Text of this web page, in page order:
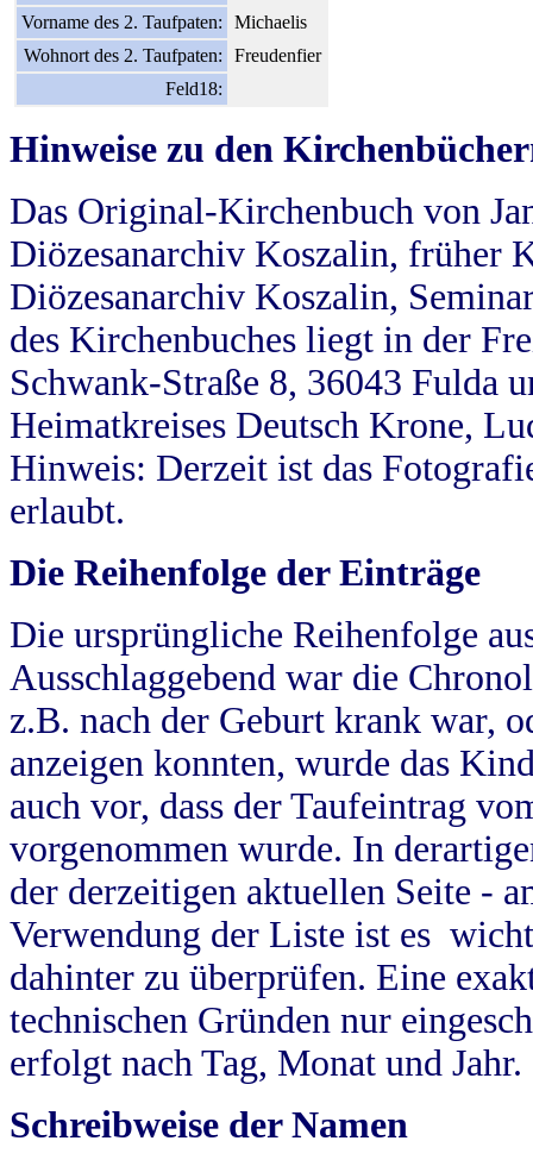
Vorname des 2. Taufpaten:
Michaelis
Wohnort des 2. Taufpaten:
Freudenfier
Feld18:
Hinweise zu den
Das Original-Kirchenbuch von
Diözesanarchiv Koszalin, früher
Diözesanarchiv Koszalin,
des Kirchenbuches liegt in der
Schwank-Straße 8, 36043 Fulda
Heimatkreises Deutsch Krone,
Hinweis: Derzeit ist das
erlaubt.
Die Reihenfolge der Einträge
Die ursprüngliche Reihenfolge
Ausschlaggebend war die
z.B. nach der Geburt krank war,
anzeigen konnten, wurde das
auch vor, dass der Taufeintrag
vorgenommen wurde. In
der derzeitigen aktuellen Seite -
Verwendung der Liste ist es
dahinter zu überprüfen. Eine
technischen Gründen nur
erfolgt nach Tag, Monat und Jahr.
Schreibweise der Namen